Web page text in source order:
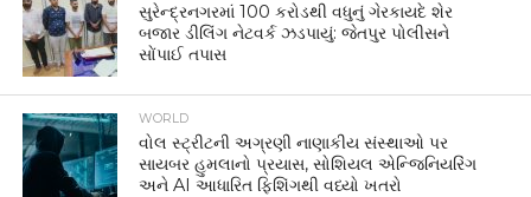
સુરેન્દ્રનગરમાં 100 કરોડથી વધુનું ગેરકાયદે શેર
બજાર ડીલિંગ નેટવર્ક ઝડપાયું: જેતપુર પોલીસને
સોંપાઈ તપાસ
WORLD
વોલ સ્ટ્રીટની અગ્રણી નાણાકીય સંસ્થાઓ પર
સાયબર હુમલાનો પ્રયાસ, સોશિયલ એન્જિનિયરિંગ
અને AI આધારિત ફિશિંગથી વધ્યો ખતરો